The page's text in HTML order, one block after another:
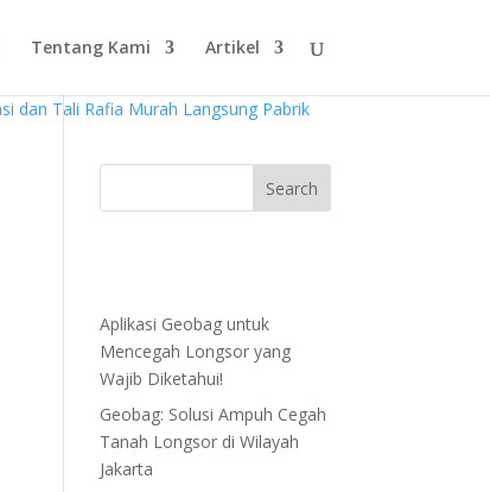
Tentang Kami Artikel
Aplikasi Geobag untuk
Mencegah Longsor yang
Wajib Diketahui!
Geobag: Solusi Ampuh Cegah
Tanah Longsor di Wilayah
Jakarta